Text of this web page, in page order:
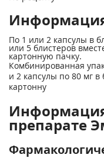
По 1 или 2 капсулы в
или 5 блистеров
картонную пачку.
Комбинированная
и 2 капсулы по 80 мг
картонну
препарате